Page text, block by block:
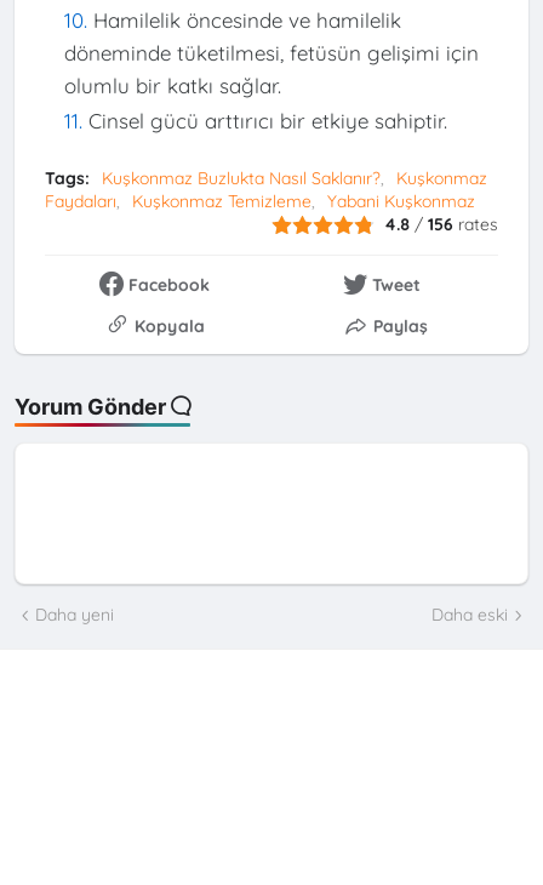
Hamilelik öncesinde ve hamilelik
döneminde tüketilmesi, fetüsün gelişimi için
olumlu bir katkı sağlar.
Cinsel gücü arttırıcı bir etkiye sahiptir.
Tags: Kuşkonmaz Buzlukta Nasıl Saklanır?
Kuşkonmaz
Faydaları
Kuşkonmaz Temizleme
Yabani Kuşkonmaz
4.8 /156 rates
Facebook
Tweet
Kopyala
Paylaş
Yorum Gönder
Daha yeni Daha eski